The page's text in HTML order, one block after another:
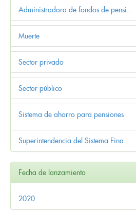
Administradora de fondos de pensi...
Muerte
Sector privado
Sector público
Sistema de ahorro para pensiones
Superintendencia del Sistema Fina...
Fecha de lanzamiento
2020